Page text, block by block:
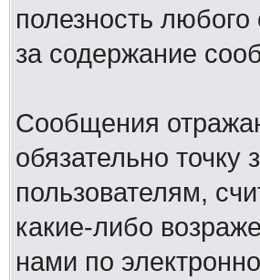
полезность
за содержание
Сообщения
обязательно
пользователям,
какие-либо
нами по